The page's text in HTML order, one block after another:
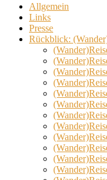
Allgemein
Links
Presse
Rückblick: